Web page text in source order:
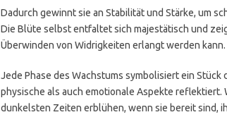
Dadurch gewinnt sie an Stabilität und Stärke, um
Die Blüte selbst entfaltet sich majestätisch und
Überwinden von Widrigkeiten erlangt werden kann.
Jede Phase des Wachstums symbolisiert ein
physische als auch emotionale Aspekte reflektiert.
dunkelsten Zeiten erblühen, wenn sie bereit sind,